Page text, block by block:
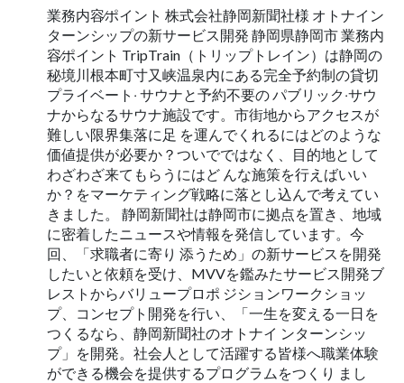
業務内容∕ポイント 株式会社静岡新聞社様 オトナイン
ターンシップの新サービス開発 静岡県静岡市 業務内
容∕ポイント TripTrain（トリップトレイン）は静岡の
秘境川根本町⼨⼜峡温泉内にある完全予約制の貸切
プライベート‧ サウナと予約不要の パブリック‧サウ
ナからなるサウナ施設です。市街地からアクセスが
難しい限界集落に⾜ を運んでくれるにはどのような
価値提供が必要か？ついでではなく、⽬的地として
わざわざ来てもらうにはど んな施策を⾏えばいい
か？をマーケティング戦略に落とし込んで考えてい
きました。 静岡新聞社は静岡市に拠点を置き、地域
に密着したニュースや情報を発信しています。今
回、「求職者に寄り 添うため」の新サービスを開発
したいと依頼を受け、MVVを鑑みたサービス開発ブ
レストからバリュープロポ ジションワークショッ
プ、コンセプト開発を⾏い、「⼀⽣を変える⼀⽇を
つくるなら、静岡新聞社のオトナイ ンターンシッ
プ」を開発。社会⼈として活躍する皆様へ職業体験
ができる機会を提供するプログラムをつくり まし